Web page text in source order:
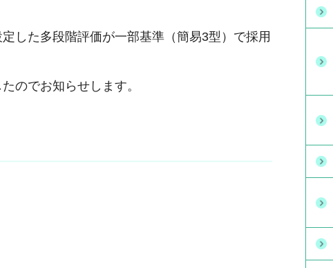
した多段階評価が一部基準（簡易3型）で採用
のでお知らせします。